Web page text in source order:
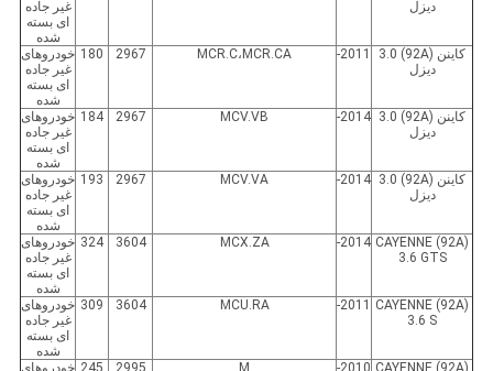
دیزل
غیر جاده
ای بسته
شده
کاینن (92A) 3.0
دیزل
2011- MCR.C،MCR.CA 2967
180 خودروهای
غیر جاده
ای بسته
شده
کاینن (92A) 3.0
دیزل
2014-
MCV.VB
2967
184 خودروهای
غیر جاده
ای بسته
شده
کاینن (92A) 3.0
دیزل
2014-
MCV.VA
2967
193 خودروهای
غیر جاده
ای بسته
شده
CAYENNE (92A)
3.6 GTS
2014-
MCX.ZA
3604
324 خودروهای
غیر جاده
ای بسته
شده
CAYENNE (92A)
3.6 S
2011-
MCU.RA
3604
309 خودروهای
غیر جاده
ای بسته
شده